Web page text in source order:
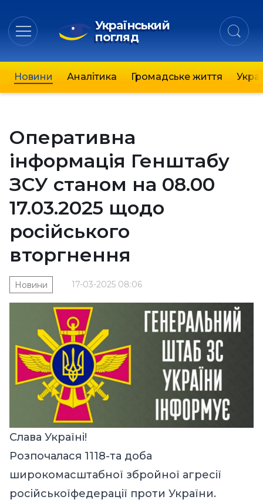
Український
погляд
Новини Аналітика Громадське життя
Оперативна
інформація Генштабу
ЗСУ станом на 08.00
17.03.2025 щодо
російського
вторгнення
17-03-2025 08:06
Новини
Слава Україні!
Розпочалася 1118-та доба
широкомасштабної збройної агресії
російськоїфедерації проти України.